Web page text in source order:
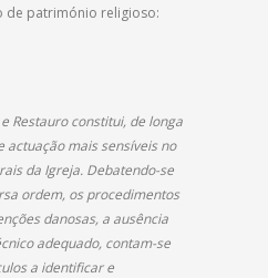
de património religioso:
Restauro constitui, de longa
actuação mais sensíveis no
da Igreja. Debatendo-se
ordem, os procedimentos
danosas, a ausência
adequado, contam-se
a identificar e